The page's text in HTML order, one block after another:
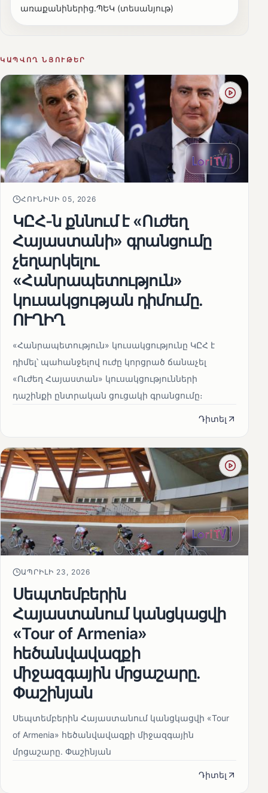
առաքանիներից.ՊԵԿ (տեսանյութ)
ԿԱՊՎՈՂ ՆՅՈՒԹԵՐ
ՀՈՒՆԻՍԻ 05, 2026
ԿԸՀ-ն քննում է «Ուժեղ
Հայաստանի» գրանցումը
չեղարկելու
«Հանրապետություն»
կուսակցության դիմումը.
ՈՒՂԻՂ
«Հանրապետություն» կուսակցությունը ԿԸՀ է
դիմել՝ պահանջելով ուժը կորցրած ճանաչել
«Ուժեղ Հայաստան» կուսակցությունների
դաշինքի ընտրական ցուցակի գրանցումը։
Դիտել
ԱՊՐԻԼԻ 23, 2026
Սեպտեմբերին
Հայաստանում կանցկացվի
«Tour of Armenia»
հեծանվավազքի
միջազգային մրցաշարը.
Փաշինյան
Սեպտեմբերին Հայաստանում կանցկացվի «Tour
of Armenia» հեծանվավազքի միջազգային
մրցաշարը. Փաշինյան
Դիտել